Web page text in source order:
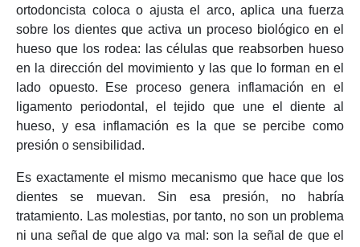
ortodoncista coloca o ajusta el arco, aplica una fuerza
sobre los dientes que activa un proceso biológico en el
hueso que los rodea: las células que reabsorben hueso
en la dirección del movimiento y las que lo forman en el
lado opuesto. Ese proceso genera inflamación en el
ligamento periodontal, el tejido que une el diente al
hueso, y esa inflamación es la que se percibe como
presión o sensibilidad.
Es exactamente el mismo mecanismo que hace que los
dientes se muevan. Sin esa presión, no habría
tratamiento. Las molestias, por tanto, no son un problema
ni una señal de que algo va mal: son la señal de que el